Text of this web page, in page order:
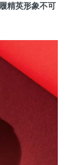
精英形象不可